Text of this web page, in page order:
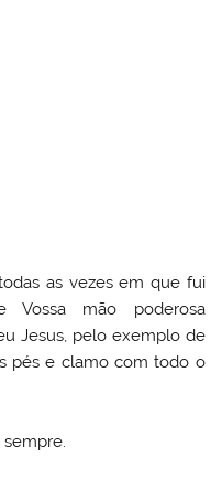
as vezes em que fui
mão poderosa
Jesus, pelo exemplo de
pés e clamo com todo o